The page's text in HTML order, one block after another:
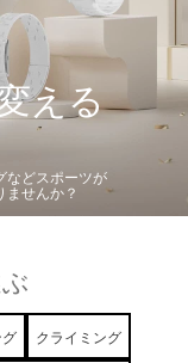
える
などスポーツが
ませんか？
クライミング